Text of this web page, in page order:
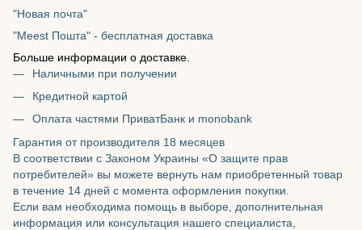
"Новая почта"
"Meest Пошта" - бесплатная доставка
Больше информации о доставке.
Наличными при получении
Кредитной картой
Оплата частями ПриватБанк и monobank
Гарантия от производителя 18 месяцев
В соответствии с Законом Украины «О защите прав
потребителей» вы можете вернуть нам приобретенный товар
в течение 14 дней с момента оформления покупки.
Если вам необходима помощь в выборе, дополнительная
информация или консультация нашего специалиста,